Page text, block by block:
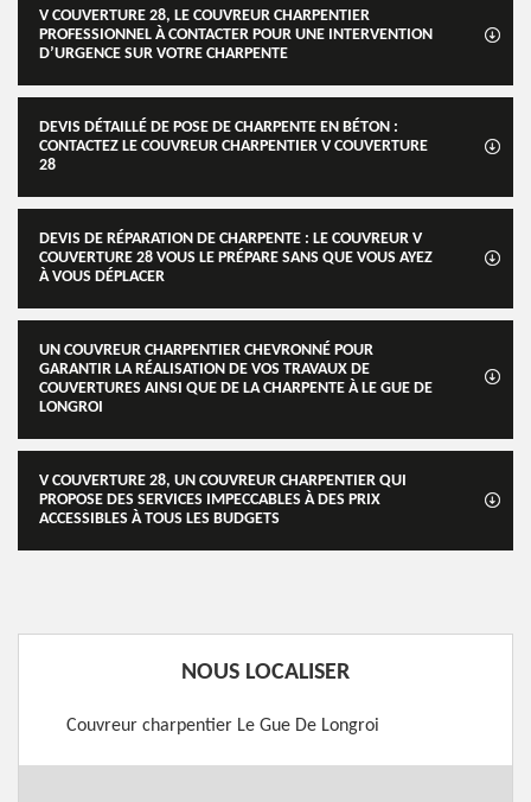
V COUVERTURE 28, LE COUVREUR CHARPENTIER
PROFESSIONNEL À CONTACTER POUR UNE INTERVENTION
D’URGENCE SUR VOTRE CHARPENTE
DEVIS DÉTAILLÉ DE POSE DE CHARPENTE EN BÉTON :
CONTACTEZ LE COUVREUR CHARPENTIER V COUVERTURE
28
DEVIS DE RÉPARATION DE CHARPENTE : LE COUVREUR V
COUVERTURE 28 VOUS LE PRÉPARE SANS QUE VOUS AYEZ
À VOUS DÉPLACER
UN COUVREUR CHARPENTIER CHEVRONNÉ POUR
GARANTIR LA RÉALISATION DE VOS TRAVAUX DE
COUVERTURES AINSI QUE DE LA CHARPENTE À LE GUE DE
LONGROI
V COUVERTURE 28, UN COUVREUR CHARPENTIER QUI
PROPOSE DES SERVICES IMPECCABLES À DES PRIX
ACCESSIBLES À TOUS LES BUDGETS
NOUS LOCALISER
Couvreur charpentier Le Gue De Longroi